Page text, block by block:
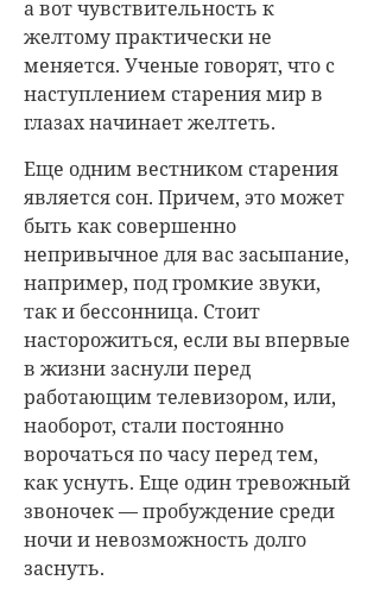
а вот чувствительность к
желтому практически не
меняется. Ученые говорят, что с
наступлением старения мир в
глазах начинает желтеть.
Еще одним вестником старения
является сон. Причем, это может
быть как совершенно
непривычное для вас засыпание,
например, под громкие звуки,
так и бессонница. Стоит
насторожиться, если вы впервые
в жизни заснули перед
работающим телевизором, или,
наоборот, стали постоянно
ворочаться по часу перед тем,
как уснуть. Еще один тревожный
звоночек — пробуждение среди
ночи и невозможность долго
заснуть.